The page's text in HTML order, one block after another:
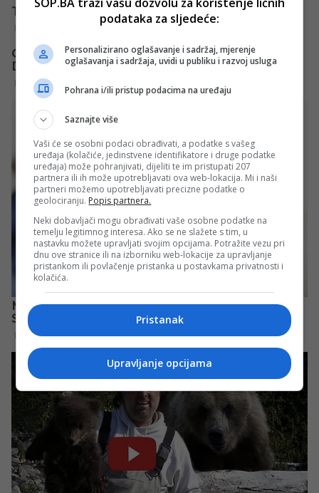
podataka za sljedeće:
Personalizirano oglašavanje i sadržaj, mjerenje
oglašavanja i sadržaja, uvidi u publiku i razvoj usluga
Pohrana i/ili pristup podacima na uređaju
Saznajte više
Vaši će se osobni podaci obrađivati, a podatke s vašeg
uređaja (kolačiće, jedinstvene identifikatore i druge podatke
uređaja) može pohranjivati, dijeliti te im pristupati 207
partnera ili ih može upotrebljavati ova web-lokacija. Mi i naši
partneri možemo upotrebljavati precizne podatke o
geolociranju. Popis partnera.
Neki dobavljači mogu obrađivati vaše osobne podatke na
temelju legitimnog interesa. Ako se ne slažete s tim, u
nastavku možete upravljati svojim opcijama. Potražite vezu pri
dnu ove stranice ili na izborniku web-lokacije za upravljanje
pristankom ili povlačenje pristanka u postavkama privatnosti i
kolačića.
Pristanak
Upravljanje opcijama